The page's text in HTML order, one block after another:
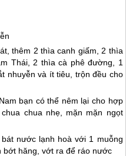
thêm 2 thìa canh giấm, 2 thìa
Thái, 2 thìa cà phê đường, 1
nhuyễn và ít tiêu, trộn đều cho
bạn có thể nêm lại cho hợp
chua nhẹ, mặn mặn ngọt
nước lạnh hoà với 1 muỗng
bớt hăng, vớt ra để ráo nước